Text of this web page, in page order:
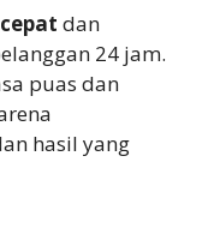
cepat dan
24 jam.
puas dan
hasil yang